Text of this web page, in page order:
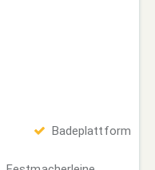
Badeplattform